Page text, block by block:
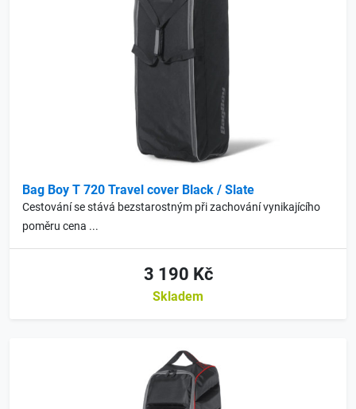
Bag Boy T 720 Travel cover Black / Slate
Cestování se stává bezstarostným při zachování vynikajícího
poměru cena ...
3 190 Kč
Skladem